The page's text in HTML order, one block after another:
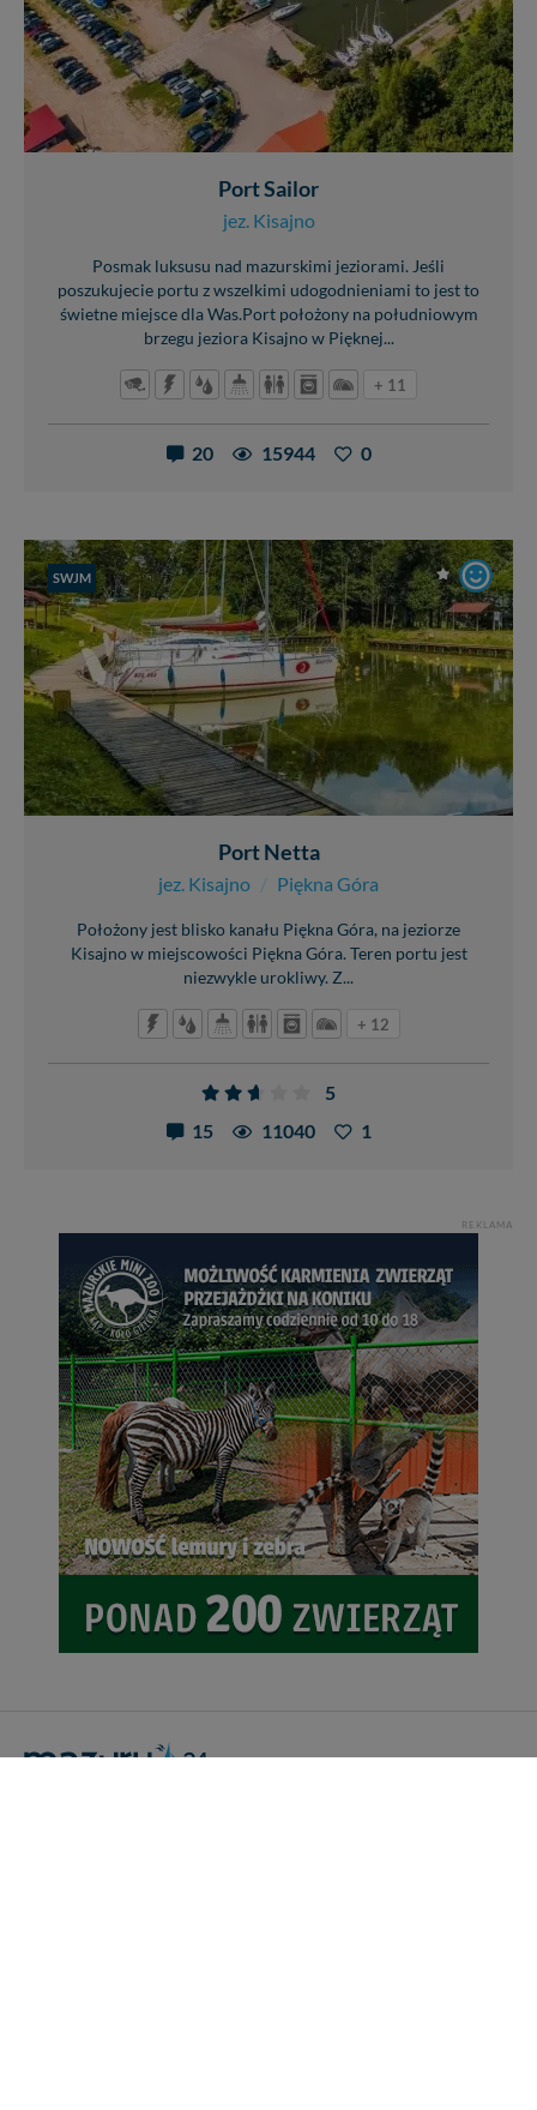
Port Sailor
jez. Kisajno
Posmak luksusu nad mazurskimi jeziorami. Jeśli
poszukujecie portu z wszelkimi udogodnieniami to jest to
świetne miejsce dla Was.Port położony na południowym
brzegu jeziora Kisajno w Pięknej...
+ 11
20 15944 0
SWJM
Port Netta
jez. Kisajno / Piękna Góra
Położony jest blisko kanału Piękna Góra, na jeziorze
Kisajno w miejscowości Piękna Góra. Teren portu jest
niezwykle urokliwy. Z...
+ 12
5
15
11040 1
REKLAMA